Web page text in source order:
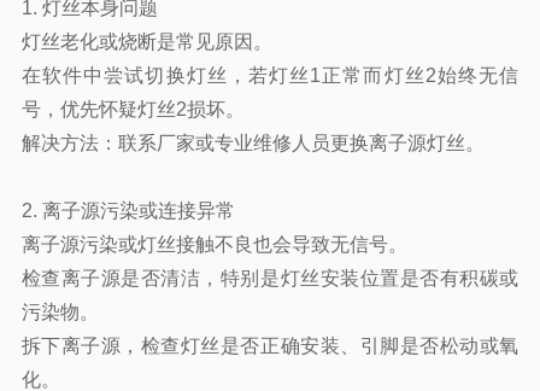
1. 灯丝本身问题
灯丝老化或烧断是常见原因。
在软件中尝试切换灯丝，若灯丝1正常而灯丝2始终无信
号，优先怀疑灯丝2损坏。
解决方法：联系厂家或专业维修 人员更换离子源灯丝。
2. 离子源污染或连接异常
离子源污染或灯丝接触不良也会导致无信号。
检查离子源是否清洁，特别是灯丝安装位置是否有积碳或
污染物。
拆下离子源，检查灯丝是否正确安装、引脚是否松动或氧
化。